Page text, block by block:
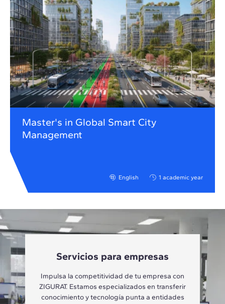
Master's in Global Smart City
Management
English 1 academic year
Servicios para empresas
Impulsa la competitividad de tu empresa con
ZIGURAT. Estamos especializados en transferir
conocimiento y tecnología punta a entidades